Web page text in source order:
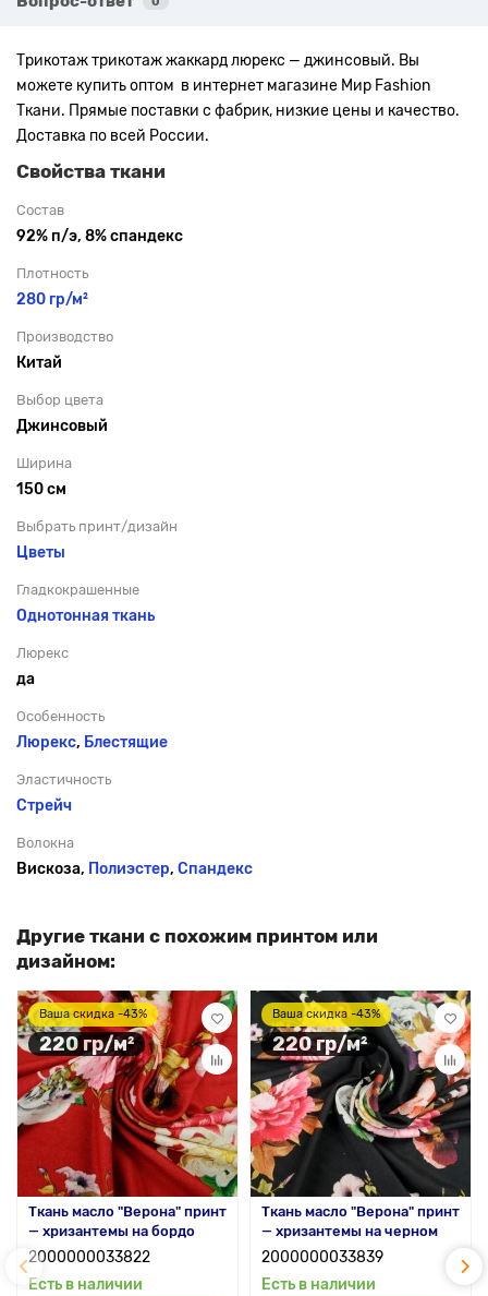
Трикотаж трикотаж жаккард люрекс — джинсовый. Вы
можете купить оптом в интернет магазине Мир Fashion
Ткани. Прямые поставки с фабрик, низкие цены и качество.
Доставка по всей России.
Свойства ткани
Состав
92% п/э, 8% спандекс
Плотность
280 гр/м²
Производство
Китай
Выбор цвета
Джинсовый
Ширина
150 см
Выбрать принт/дизайн
Цветы
Гладкокрашенные
Однотонная ткань
Люрекс
да
Особенность
Люрекс, Блестящие
Эластичность
Стрейч
Волокна
Вискоза, Полиэстер, Спандекс
Другие ткани с похожим принтом или
дизайном:
Ваша скидка -43%
220 гр/м²
Ткань масло "Верона" принт
— хризантемы на бордо
2000000033822
Есть в наличии
Ваша скидка -43%
220 гр/м²
Ткань масло "Верона" принт
— хризантемы на черном
2000000033839
Есть в наличии